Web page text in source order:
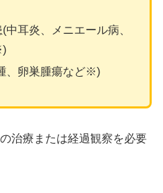
耳炎、メニエール病、
、卵巣腫瘍など※)
治療または経過観察を必要